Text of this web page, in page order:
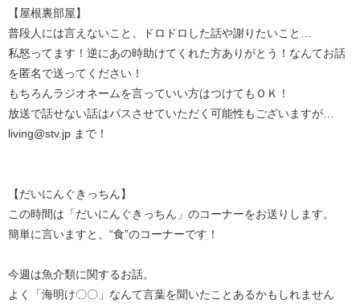
【屋根裏部屋】
普段人には言えないこと、ドロドロした話や謝りたいこと…
私怒ってます！逆にあの時助けてくれた方ありがとう！なんてお話
を匿名で送ってください！
もちろんラジオネームを言っていい方はつけてもＯＫ！
放送で話せない話はパスさせていただく可能性もございますが…
living@stv.jp まで！
【だいにんぐきっちん】
この時間は「だいにんぐきっちん」のコーナーをお送りします。
簡単に言いますと、“食”のコーナーです！
今週は魚介類に関するお話。
よく「海明け〇〇」なんて言葉を聞いたことあるかもしれません